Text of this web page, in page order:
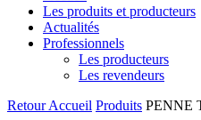
Les produits et producteurs
Actualités
Professionnels
Les producteurs
Les revendeurs
RetourAccueil Produits PENNE